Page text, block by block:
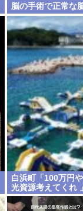
脳の手術で正常な
白浜町「100万円
光資源考えてくれ 」